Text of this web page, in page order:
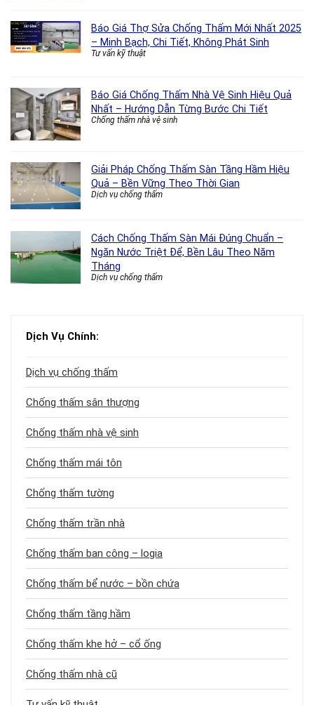
Báo Giá Thợ Sửa Chống Thấm Mới Nhất 2025
– Minh Bạch, Chi Tiết, Không Phát Sinh
Tư vấn kỹ thuật
Báo Giá Chống Thấm Nhà Vệ Sinh Hiệu Quả
Nhất – Hướng Dẫn Từng Bước Chi Tiết
Chống thấm nhà vệ sinh
Giải Pháp Chống Thấm Sàn Tầng Hầm Hiệu
Quả – Bền Vững Theo Thời Gian
Dịch vụ chống thấm
Cách Chống Thấm Sàn Mái Đúng Chuẩn –
Ngăn Nước Triệt Để, Bền Lâu Theo Năm
Tháng
Dịch vụ chống thấm
Dịch Vụ Chính:
Dịch vụ chống thấm
Chống thấm sân thượng
Chống thấm nhà vệ sinh
Chống thấm mái tôn
Chống thấm tường
Chống thấm trần nhà
Chống thấm ban công – logia
Chống thấm bể nước – bồn chứa
Chống thấm tầng hầm
Chống thấm khe hở – cổ ống
Chống thấm nhà cũ